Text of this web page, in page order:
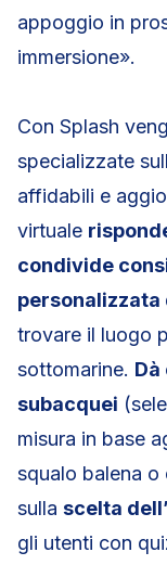
appoggio in
immersione».
Con Splash
specializzate
affidabili e
virtuale
condivide
personalizzata
trovare il luogo
sottomarine.
subacquei
misura in base
squalo balena
sulla scelta
gli utenti con